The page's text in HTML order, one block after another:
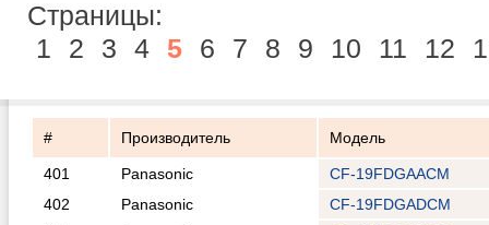
Страницы:
1
2 3 4 5 6 7 8 9 10 11 12
# Производитель Модель
401 Panasonic
CF-19FDGAACM
402
Panasonic
CF-19FDGADCM